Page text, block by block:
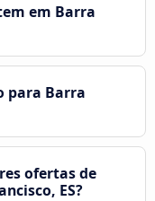
em Barra
para Barra
ofertas de
ES?